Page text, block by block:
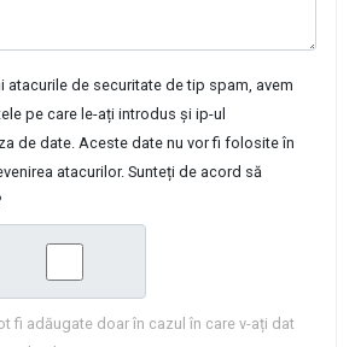
atacurile de securitate de tip spam, avem
pe care le-ați introdus și ip-ul
de date. Aceste date nu vor fi folosite în
atacurilor. Sunteți de acord să
fi adăugate doar în cazul în care v-ați dat